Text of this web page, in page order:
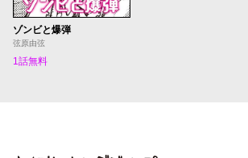
ゾンビと爆弾
弦原由弦
1話無料